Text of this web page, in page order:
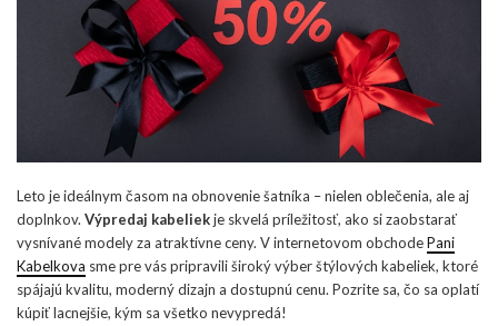
Leto je ideálnym časom na obnovenie šatníka – nielen oblečenia, ale aj
doplnkov. Výpredaj kabeliekje skvelá príležitosť, ako si zaobstarať
vysnívané modely za atraktívne ceny. V internetovom obchodePani
Kabelkova sme pre vás pripravili široký výber štýlových kabeliek, ktoré
spájajú kvalitu, moderný dizajn a dostupnú cenu. Pozrite sa, čo sa oplatí
kúpiť lacnejšie, kým sa všetko nevypredá!